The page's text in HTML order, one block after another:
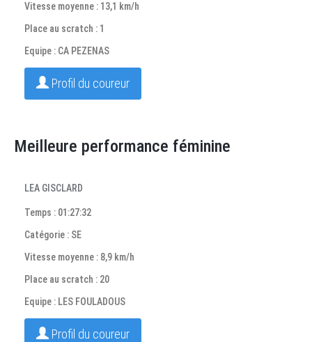
Vitesse moyenne : 13,1 km/h
Place au scratch : 1
Equipe : CA PEZENAS
Profil du coureur
Meilleure performance féminine
LEA GISCLARD
Temps : 01:27:32
Catégorie : SE
Vitesse moyenne : 8,9 km/h
Place au scratch : 20
Equipe : LES FOULADOUS
Profil du coureur